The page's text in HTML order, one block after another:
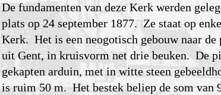
De fundamenten van deze Kerk werden
plats op 24 september 1877. Ze staat op
Kerk. Het is een neogotisch gebouw naar
uit Gent, in kruisvorm net drie beuken. De
gekapten arduin, met in witte steen
is ruim 50 m. Het bestek beliep de som van